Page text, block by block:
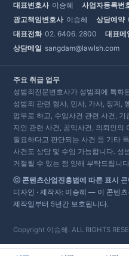
대표변호사 이승혜 사업자등록번
광고책임변호사 이승혜 상담예약
대표전화 02. 6406. 2800 대표메
상담메일 sangdam@lawlsh.com
주요 취급 업무
성범죄전문변호사가 성범죄에 특화
성범죄 관련 형사, 민사, 가사, 징계,
업무로 하고, 수임사건 관련 사건,
지인 관련 사건, 공익사건, 의뢰인의
필요하다고 판단되는 사건 등 기타
사건도 상담 및 수임 가능합니다. 성
거절될 수 있는 점 양해 부탁드립니
ⓒ 콘텐츠산업진흥법에 따른 표시
디자인 · 제작자: 이승혜 — 이 콘텐
제작일부터 5년간 보호됩니다.
Copyright 이승혜. ALL RIGHTS